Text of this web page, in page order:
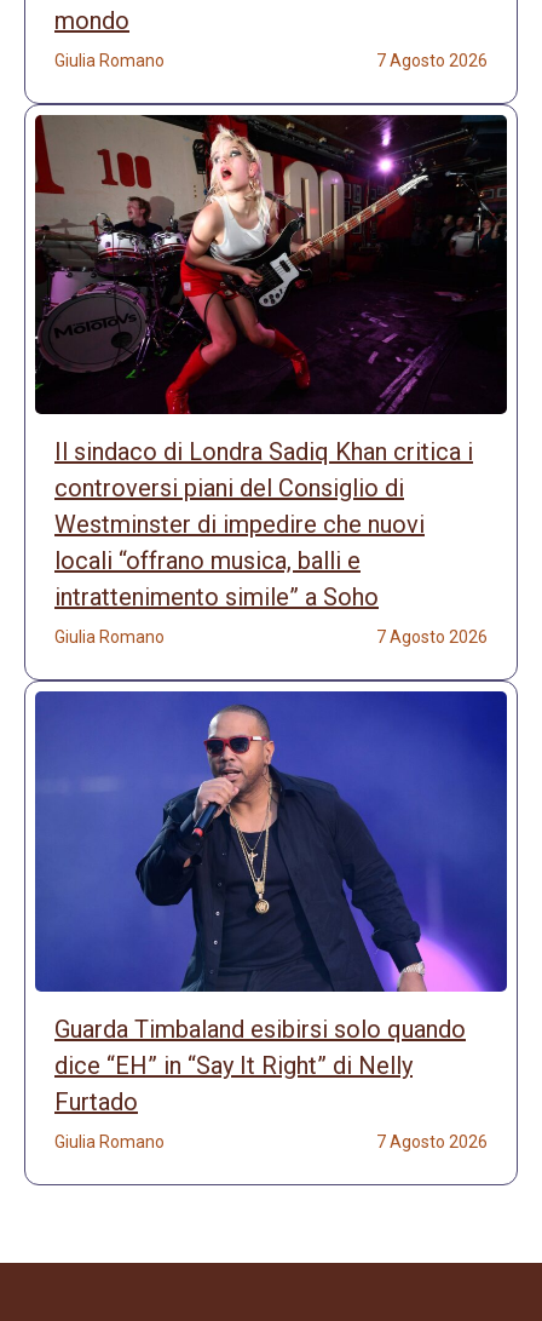
mondo
Giulia Romano 7 Agosto 2026
Il sindaco di Londra Sadiq Khan critica i
controversi piani del Consiglio di
Westminster di impedire che nuovi
locali “offrano musica, balli e
intrattenimento simile” a Soho
Giulia Romano 7 Agosto 2026
Guarda Timbaland esibirsi solo quando
dice “EH” in “Say It Right” di Nelly
Furtado
Giulia Romano 7 Agosto 2026